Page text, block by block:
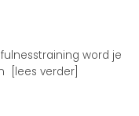
word je
[lees verder]